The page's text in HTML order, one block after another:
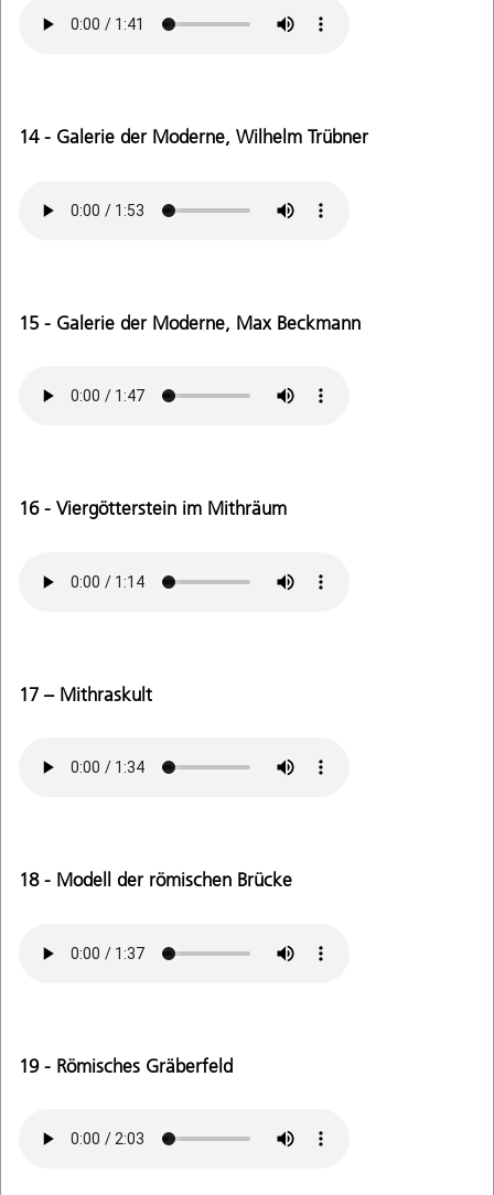
14 - Galerie der Moderne, Wilhelm Trübner
15 - Galerie der Moderne, Max Beckmann
16 - Viergötterstein im Mithräum
17 – Mithraskult
18 - Modell der römischen Brücke
19 - Römisches Gräberfeld